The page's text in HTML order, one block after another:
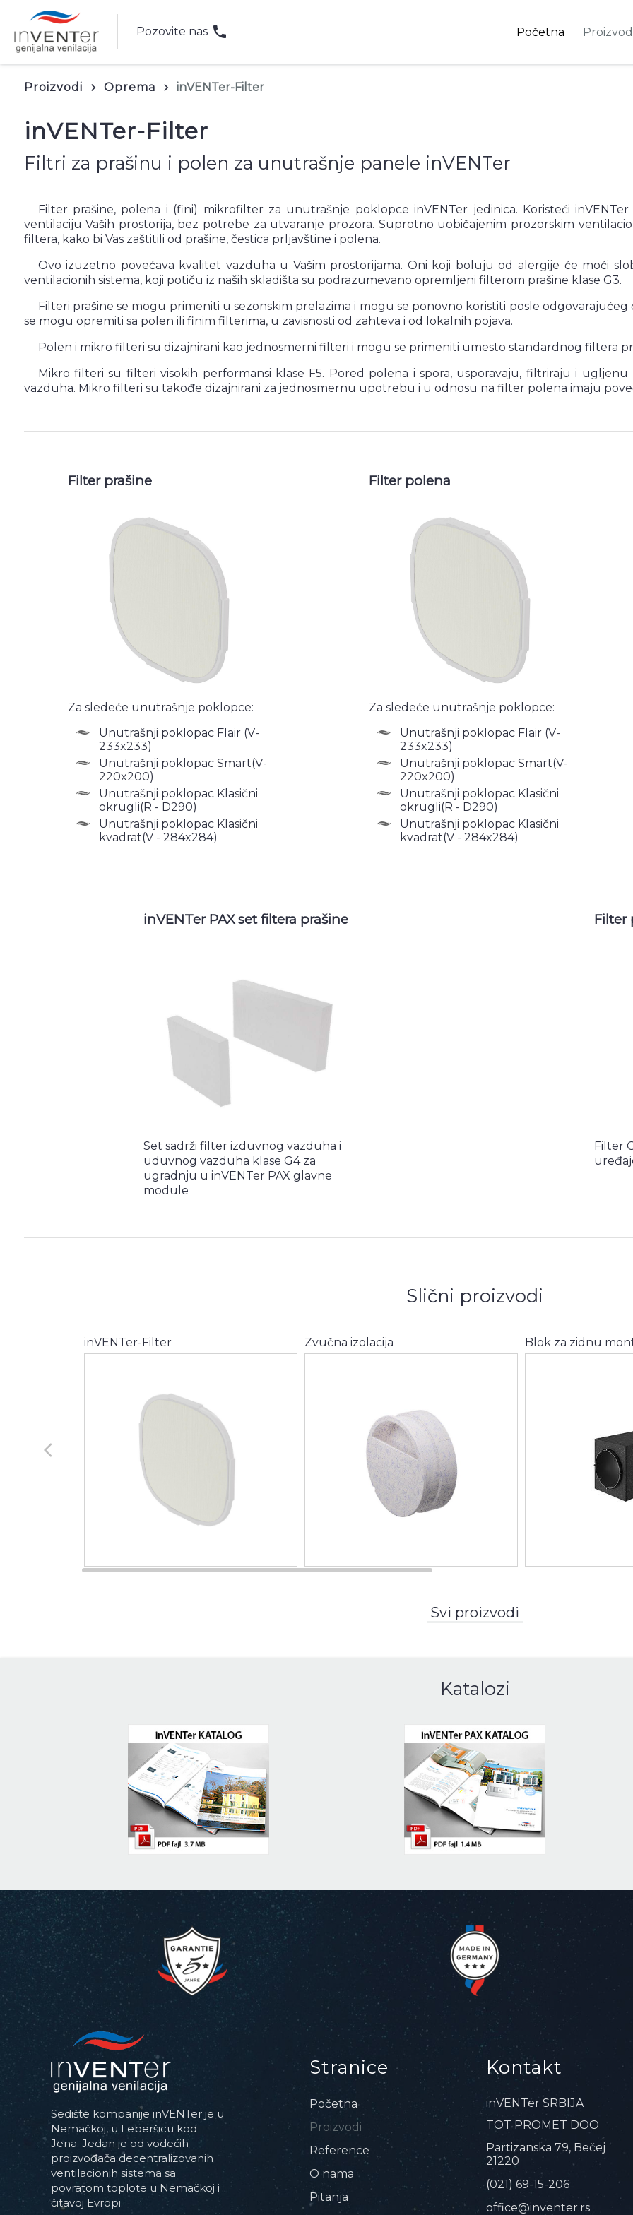
Pozovite nas phone Početna
Proizvodi keyboard_arrow_right Oprema keyboard_arrow_right inVENTer-Filter
inVENTer-Filter
Filtri za prašinu i polen za unutrašnje panele inVENTer
Filter prašine, polena i (fini) mikrofilter za unutrašnje poklopce inVENTer jedinica. Koristeći
ventilaciju Vaših prostorija, bez potrebe za utvaranje prozora. Suprotno uobičajenim prozorskim
filtera, kako bi Vas zaštitili od prašine, čestica prljavštine i polena.
Ovo izuzetno povećava kvalitet vazduha u Vašim prostorijama. Oni koji boluju od alergije će moći
ventilacionih sistema, koji potiču iz naših skladišta su podrazumevano opremljeni filterom prašine klase G3.
Filteri prašine se mogu primeniti u sezonskim prelazima i mogu se ponovno koristiti posle odgovarajućeg
se mogu opremiti sa polen ili finim filterima, u zavisnosti od zahteva i od lokalnih pojava.
Polen i mikro filteri su dizajnirani kao jednosmerni filteri i mogu se primeniti umesto standardnog filtera
Mikro filteri su filteri visokih performansi klase F5. Pored polena i spora, usporavaju, filtriraju i
vazduha. Mikro filteri su takođe dizajnirani za jednosmernu upotrebu i u odnosu na filter polena imaju
Filter prašine
Za sledeće unutrašnje poklopce:
Unutrašnji poklopac Flair (V-
233x233)
Unutrašnji poklopac Smart(V-
220x200)
Unutrašnji poklopac Klasični
okrugli(R - D290)
Unutrašnji poklopac Klasični
kvadrat(V - 284x284)
Filter polena
Za sledeće unutrašnje poklopce:
Unutrašnji poklopac Flair (V-
233x233)
Unutrašnji poklopac Smart(V-
220x200)
Unutrašnji poklopac Klasični
okrugli(R - D290)
Unutrašnji poklopac Klasični
kvadrat(V - 284x284)
inVENTer PAX set filtera prašine
Set sadrži filter izduvnog vazduha i
uduvnog vazduha klase G4 za
ugradnju u inVENTer PAX glavne
module
Filter
Filter
Slični proizvodi
arrow_back_ios
inVENTer-Filter Zvučna izolacija Blok za zidnu
Svi proizvodi
Katalozi
Sedište kompanije inVENTer je u
Nemačkoj, u Leberšicu kod
Jena. Jedan je od vodećih
proizvođača decentralizovanih
ventilacionih sistema sa
povratom toplote u Nemačkoj i
čitavoj Evropi.
Stranice
Početna
Proizvodi
Reference
O nama
Pitanja
Kontakt
inVENTer SRBIJA
TOT PROMET DOO
Partizanska 79, Bečej
21220
(021) 69-15-206
office@inventer.rs